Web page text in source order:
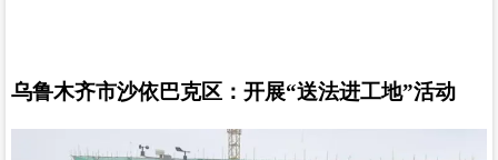
乌鲁木齐市沙依巴克区：开展“送法进工地”活动